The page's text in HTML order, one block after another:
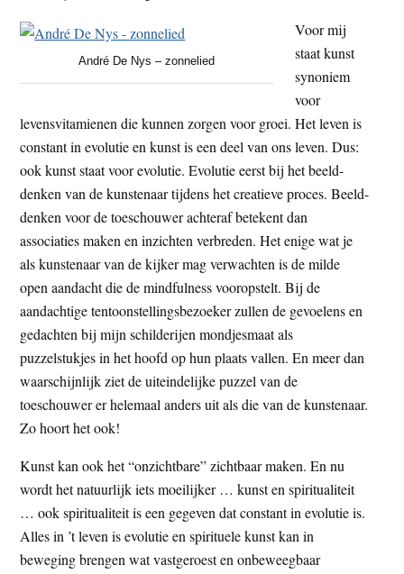
André De Nys – zonnelied
Voor mij
staat kunst
synoniem
voor
levensvitamienen die kunnen zorgen voor groei. Het leven is
constant in evolutie en kunst is een deel van ons leven. Dus:
ook kunst staat voor evolutie. Evolutie eerst bij het beeld-
denken van de kunstenaar tijdens het creatieve proces. Beeld-
denken voor de toeschouwer achteraf betekent dan
associaties maken en inzichten verbreden. Het enige wat je
als kunstenaar van de kijker mag verwachten is de milde
open aandacht die de mindfulness vooropstelt. Bij de
aandachtige tentoonstellingsbezoeker zullen de gevoelens en
gedachten bij mijn schilderijen mondjesmaat als
puzzelstukjes in het hoofd op hun plaats vallen. En meer dan
waarschijnlijk ziet de uiteindelijke puzzel van de
toeschouwer er helemaal anders uit als die van de kunstenaar.
Zo hoort het ook!
Kunst kan ook het “onzichtbare” zichtbaar maken. En nu
wordt het natuurlijk iets moeilijker … kunst en spiritualiteit
… ook spiritualiteit is een gegeven dat constant in evolutie is.
Alles in ’t leven is evolutie en spirituele kunst kan in
beweging brengen wat vastgeroest en onbeweegbaar